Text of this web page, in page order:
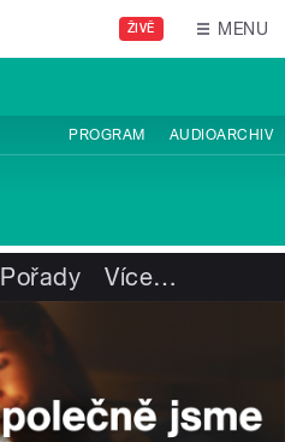
ŽIVĚ MENU
PROGRAM AUDIOARCHIV
Pořady Více…